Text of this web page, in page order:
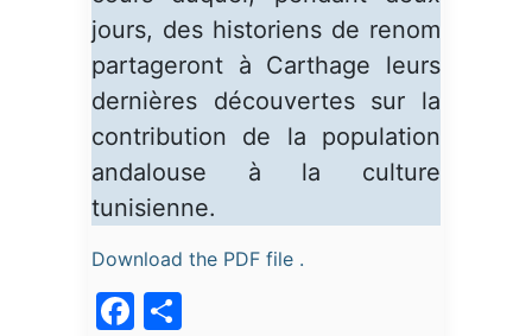
jours, des historiens de renom
partageront à Carthage leurs
dernières découvertes sur la
contribution de la population
andalouse à la culture
tunisienne.
Download the PDF file .
Facebook